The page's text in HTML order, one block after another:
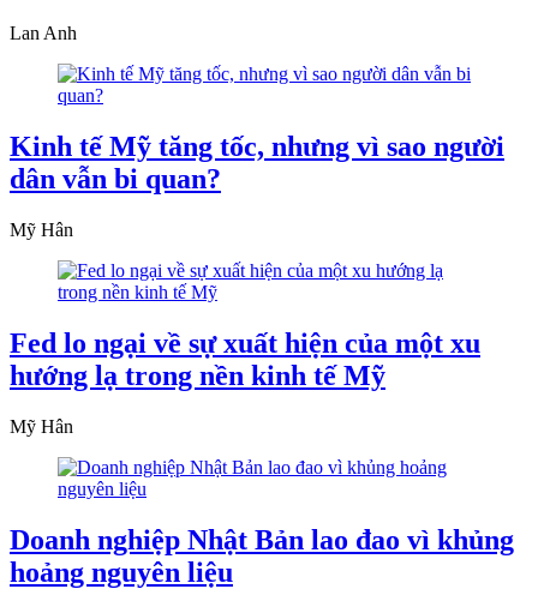
Lan Anh
Kinh tế Mỹ tăng tốc, nhưng vì sao người
dân vẫn bi quan?
Mỹ Hân
Fed lo ngại về sự xuất hiện của một xu
hướng lạ trong nền kinh tế Mỹ
Mỹ Hân
Doanh nghiệp Nhật Bản lao đao vì khủng
hoảng nguyên liệu